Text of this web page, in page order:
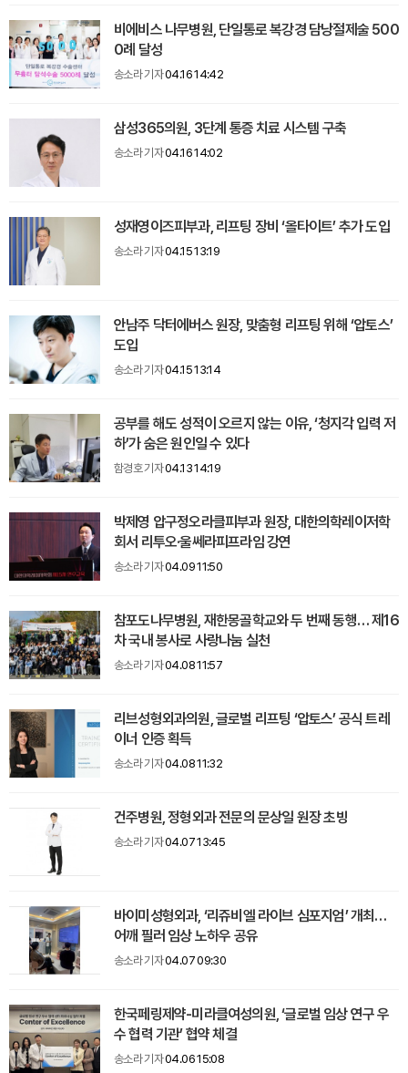
비에비스 나무병원, 단일통로 복강경 담낭절제술 500
0례 달성
송소라 기자04.16 14:42
삼성365의원, 3단계 통증 치료 시스템 구축
송소라 기자04.16 14:02
성재영이즈피부과, 리프팅 장비 ‘올타이트’ 추가 도입
송소라 기자04.15 13:19
안남주 닥터에버스 원장, 맞춤형 리프팅 위해 ‘압토스’
도입
송소라 기자04.15 13:14
공부를 해도 성적이 오르지 않는 이유, ‘청지각 입력 저
하’가 숨은 원인일 수 있다
함경호 기자04.13 14:19
박제영 압구정오라클피부과 원장, 대한의학레이저학
회서 리투오·울쎄라피프라임 강연
송소라 기자04.09 11:50
참포도나무병원, 재한몽골학교와 두 번째 동행… 제16
차 국내 봉사로 사랑나눔 실천
송소라 기자04.08 11:57
리브성형외과의원, 글로벌 리프팅 ‘압토스’ 공식 트레
이너 인증 획득
송소라 기자04.08 11:32
건주병원, 정형외과 전문의 문상일 원장 초빙
송소라 기자04.07 13:45
바이미성형외과, ‘리쥬비엘 라이브 심포지엄’ 개최…
어깨 필러 임상 노하우 공유
송소라 기자04.07 09:30
한국페링제약-미라클여성의원, ‘글로벌 임상 연구 우
수 협력 기관’ 협약 체결
송소라 기자04.06 15:08